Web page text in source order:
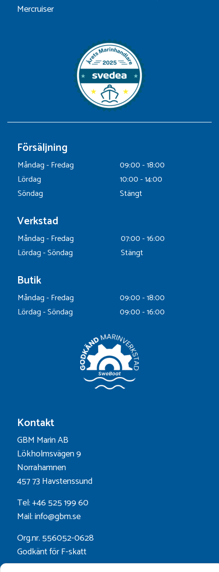
Mercruiser
Försäljning
Måndag - Fredag
09:00 - 18:00
Lördag
10:00 - 14:00
Söndag
Stängt
Verkstad
Måndag - Fredag
07:00 - 16:00
Lördag - Söndag
Stängt
Butik
Måndag - Fredag
09:00 - 18:00
Lördag - Söndag
09:00 - 16:00
Kontakt
GBM Marin AB
Lökholmsvägen 9
Norrahamnen
457 73 Havstenssund
Tel: +46 525 199 60
Mail: info@gbm.se
Org.nr. 556052-0628
Godkänt för F-skatt